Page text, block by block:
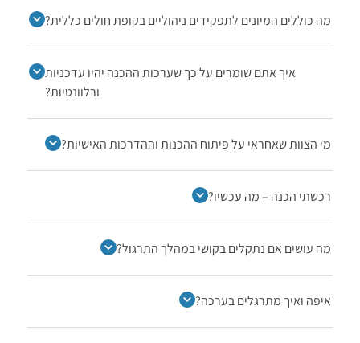
מה כוללים המיונים לתפקידים ניהוליים בקופת חולים כללית?
איך אתם שומרים על כך שערכות ההכנה יהיו עדכניות
ורלוונטיות?
מי הצוות שאחראי על פיתוח ההכנות וההדרכות האישיות?
רכשתי הכנה – מה עכשיו?
מה עושים אם נתקלים בקושי במהלך התרגול?
איפה ואיך מתרגלים בערכה?